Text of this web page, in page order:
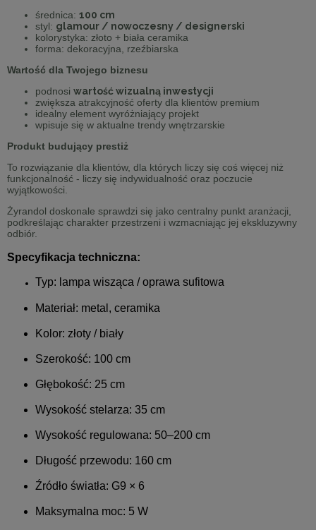
średnica: 100 cm
styl: glamour / nowoczesny / designerski
kolorystyka: złoto + biała ceramika
forma: dekoracyjna, rzeźbiarska
Wartość dla Twojego biznesu
podnosi wartość wizualną inwestycji
zwiększa atrakcyjność oferty dla klientów premium
idealny element wyróżniający projekt
wpisuje się w aktualne trendy wnętrzarskie
Produkt budujący prestiż
To rozwiązanie dla klientów, dla których liczy się coś więcej niż
funkcjonalność - liczy się indywidualność oraz poczucie
wyjątkowości.
Żyrandol doskonale sprawdzi się jako centralny punkt aranżacji,
podkreślając charakter przestrzeni i wzmacniając jej ekskluzywny
odbiór.
Specyfikacja techniczna:
Typ: lampa wisząca / oprawa sufitowa
Materiał: metal, ceramika
Kolor: złoty / biały
Szerokość: 100 cm
Głębokość: 25 cm
Wysokość stelarza: 35 cm
Wysokość regulowana: 50–200 cm
Długość przewodu: 160 cm
Źródło światła: G9 × 6
Maksymalna moc: 5 W